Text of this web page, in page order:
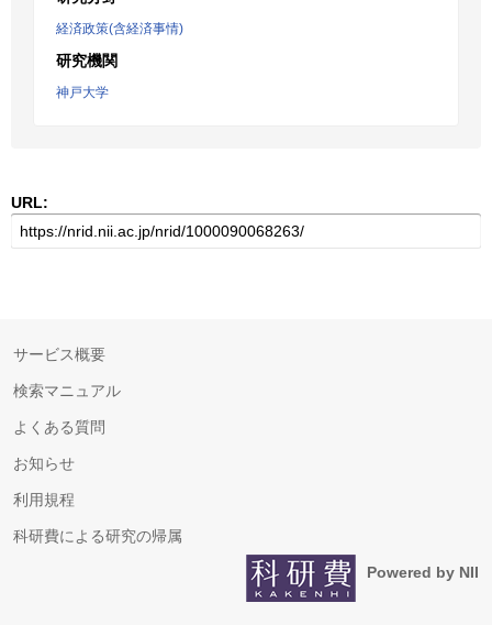
経済政策(含経済事情)
研究機関
神戸大学
URL:
サービス概要
検索マニュアル
よくある質問
お知らせ
利用規程
科研費による研究の帰属
Powered by NII